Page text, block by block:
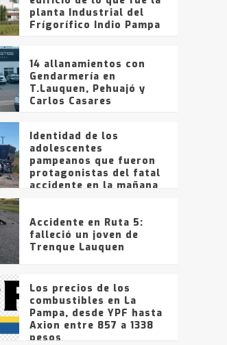
planta Industrial del
Frígorífico Indio Pampa
14 allanamientos con
Gendarmería en
T.Lauquen, Pehuajó y
Carlos Casares
Identidad de los
adolescentes
pampeanos que fueron
protagonistas del fatal
accidente en la mañana
Accidente en Ruta 5:
falleció un joven de
Trenque Lauquen
Los precios de los
combustibles en La
Pampa, desde YPF hasta
Axion entre 857 a 1338
pesos